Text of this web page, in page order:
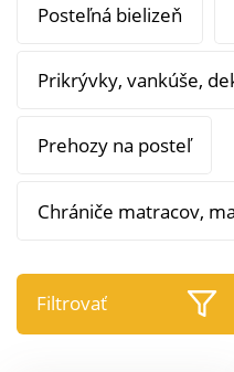
Posteľná bielizeň
Prikrývky, vankúše,
Prehozy na posteľ
Chrániče matracov,
Filtrovať